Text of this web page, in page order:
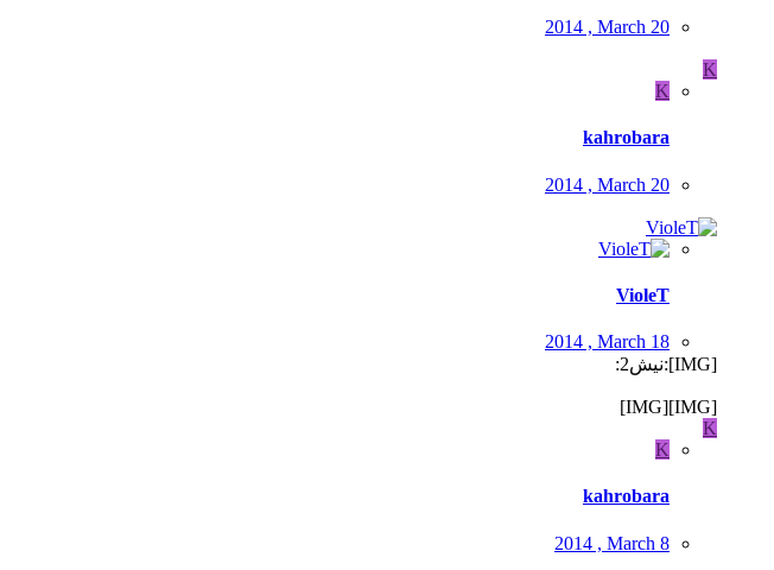
2014 , March 20
K
K
kahrobara
2014 , March 20
VioleT
2014 , March 18
[IMG]:نیش2:
[IMG][IMG]
K
K
kahrobara
2014 , March 8